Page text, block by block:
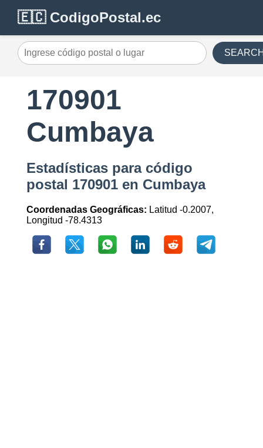
🇪🇨 CodigoPostal.ec
170901
Cumbaya
Estadísticas para código
postal 170901 en Cumbaya
Coordenadas Geográficas: Latitud -0.2007,
Longitud -78.4313